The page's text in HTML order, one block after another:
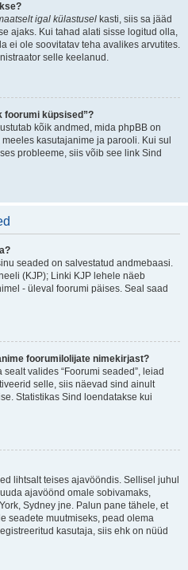
igal külastusel kasti, siis sa jääd
ajaks. Kui tahad alati sisse logitud olla,
ei ole soovitatav teha avalikes arvutites.
selle keelanud.
foorumi küpsised”?
kõik andmed, mida phpBB on
kasutajanime ja parooli. Kui sul
probleeme, siis võib see link Sind
seaded on salvestatud andmebaasi.
(KJP); Linki KJP lehele näeb
- üleval foorumi päises. Seal saad
foorumilolijate nimekirjast?
valides “Foorumi seaded”, leiad
selle, siis näevad sind ainult
Statistikas Sind loendatakse kui
lihtsalt teises ajavööndis. Sellisel juhul
ajavöönd omale sobivamaks,
Sydney jne. Palun pane tähele, et
seadete muutmiseks, pead olema
kasutaja, siis ehk on nüüd